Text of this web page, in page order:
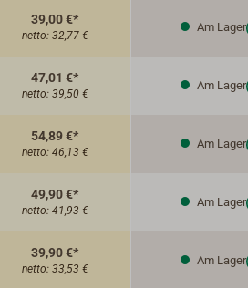
39,00 €*
netto: 32,77 €
Am Lager
47,01 €*
netto: 39,50 €
Am Lager
54,89 €*
netto: 46,13 €
Am Lager
49,90 €*
netto: 41,93 €
Am Lager
39,90 €*
netto: 33,53 €
Am Lager